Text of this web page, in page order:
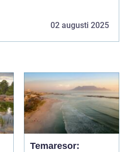
02 augusti 2025
Temaresor: